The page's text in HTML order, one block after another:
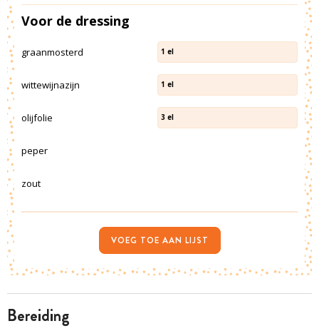
bereiding
Voor de dressing
graanmosterd 1 el
wittewijnazijn 1 el
olijfolie 3 el
peper
zout
VOEG TOE AAN LIJST